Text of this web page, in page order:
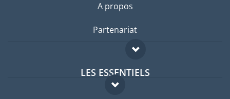
A propos
Partenariat
LES ESSENTIELS
Forum expatriés